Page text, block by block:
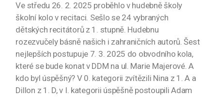
Ve středu 26. 2. 2025 proběhlo v hudebně školy
školní kolo v recitaci. Sešlo se 24 vybraných
dětských recitátorů z 1. stupně. Hudebnu
rozezvučely básně našich i zahraničních autorů. Šest
nejlepších postupuje 7. 3. 2025 do obvodního kola,
které se bude konat v DDM na ul. Marie Majerové. A
kdo byl úspěšný? V 0. kategorii zvítězili Nina z 1. A a
Dillon z 1. D, v I. kategorii úspěšně postoupili Adam